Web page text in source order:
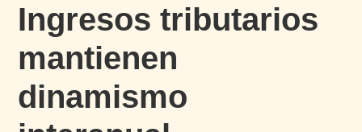
Ingresos tributarios
mantienen
dinamismo